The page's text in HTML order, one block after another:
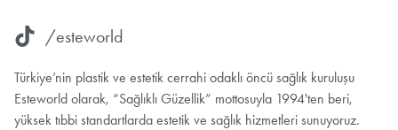
/esteworld
Türkiye’nin plastik ve estetik cerrahi odaklı öncü sağlık kuruluşu
Esteworld olarak, “Sağlıklı Güzellik” mottosuyla 1994'ten beri,
yüksek tıbbi standartlarda estetik ve sağlık hizmetleri sunuyoruz.